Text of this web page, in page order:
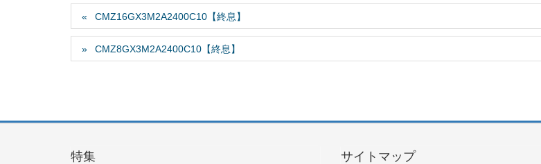
CMZ16GX3M2A2400C10【終息】
CMZ8GX3M2A2400C10【終息】
特集 サイトマップ